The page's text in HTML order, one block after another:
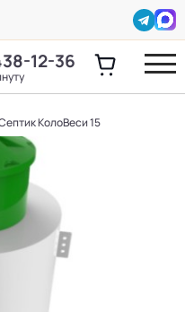
12-36
КолоВеси 15